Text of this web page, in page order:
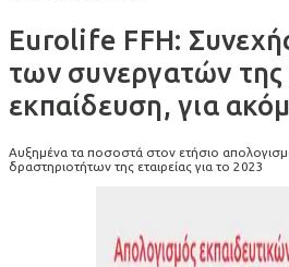
Eurolife FFH:
των συνεργατών
εκπαίδευση, για
Αυξημένα τα ποσοστά στον ετήσιο
δραστηριοτήτων της εταιρείας για το 2023